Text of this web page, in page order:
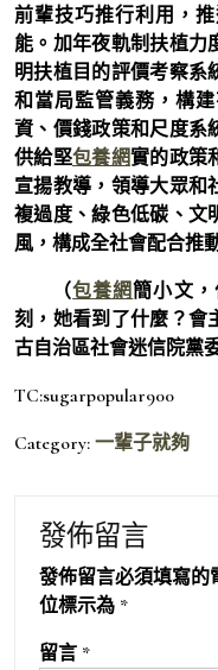
前輩技巧推行利用，
能。加年夜軌制扶植力
明扶植目的評價考察系
和當局監管義務，構
資、價錢政策和尺度系
供給堅包養網實的政策
宣揚教導，領導大眾和
複過度、綠色低碳、文
風，構成全社會配合推
（包養網簡小文，
刻，她看到了什麼？會
古自治區社會迷信院黨
TC:sugarpopular900
Category: 一輩子就夠
發佈留言
發佈留言必須填寫的
位標示為 *
留言 *